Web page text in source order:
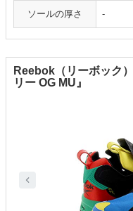
ソールの厚さ -
Reebok（リーボック
リー OG MU』